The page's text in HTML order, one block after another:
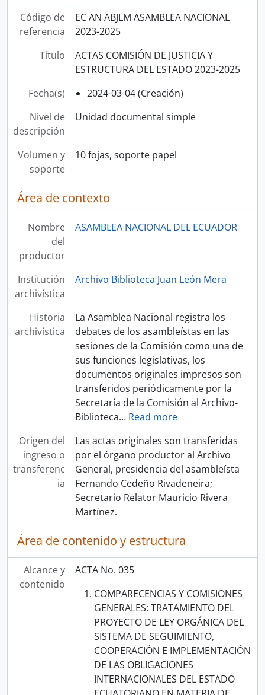
Código de
referencia
EC AN ABJLM ASAMBLEA NACIONAL
2023-2025
Título
ACTAS COMISIÓN DE JUSTICIA Y
ESTRUCTURA DEL ESTADO 2023-2025
Fecha(s)
2024-03-04 (Creación)
Nivel de
descripción
Unidad documental simple
Volumen y
soporte
10 fojas, soporte papel
Área de contexto
Nombre
del
productor
ASAMBLEA NACIONAL DEL ECUADOR
Institución
archivística
Archivo Biblioteca Juan León Mera
Historia
archivística
La Asamblea Nacional registra los
debates de los asambleístas en las
sesiones de la Comisión como una de
sus funciones legislativas, los
documentos originales impresos son
transferidos periódicamente por la
Secretaría de la Comisión al Archivo-
Biblioteca… Read more
Origen del
ingreso o
transferenc
ia
Las actas originales son transferidas
por el órgano productor al Archivo
General, presidencia del asambleísta
Fernando Cedeño Rivadeneira;
Secretario Relator Mauricio Rivera
Martínez.
Área de contenido y estructura
Alcance y
contenido
ACTA No. 035
COMPARECENCIAS Y COMISIONES
GENERALES: TRATAMIENTO DEL
PROYECTO DE LEY ORGÁNICA DEL
SISTEMA DE SEGUIMIENTO,
COOPERACIÓN E IMPLEMENTACIÓN
DE LAS OBLIGACIONES
INTERNACIONALES DEL ESTADO